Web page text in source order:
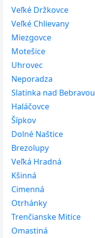
Veľké Držkovce
Veľké Chlievany
Miezgovce
Motešice
Uhrovec
Neporadza
Slatinka nad Bebravou
Haláčovce
Šípkov
Dolné Naštice
Brezolupy
Veľká Hradná
Kšinná
Cimenná
Otrhánky
Trenčianske Mitice
Omastiná